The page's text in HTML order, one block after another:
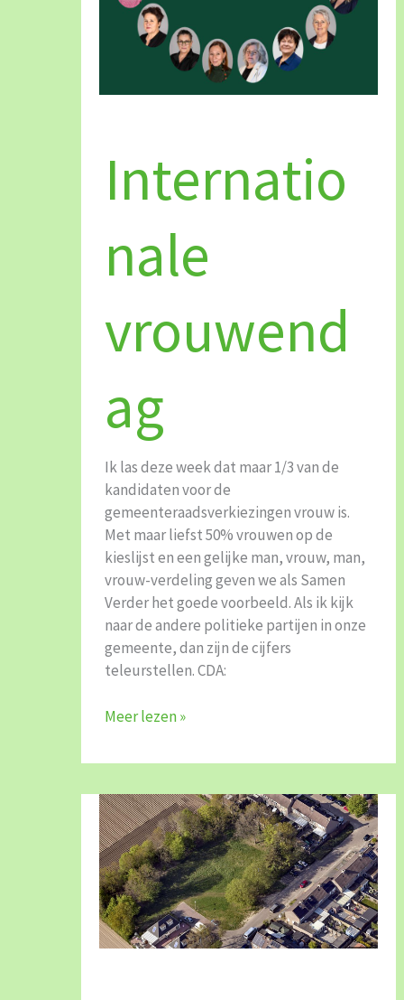
Internatio
nale
vrouwend
ag
Ik las deze week dat maar 1/3 van de
kandidaten voor de
gemeenteraadsverkiezingen vrouw is.
Met maar liefst 50% vrouwen op de
kieslijst en een gelijke man, vrouw, man,
vrouw-verdeling geven we als Samen
Verder het goede voorbeeld. Als ik kijk
naar de andere politieke partijen in onze
gemeente, dan zijn de cijfers
teleurstellen. CDA:
Meer lezen »